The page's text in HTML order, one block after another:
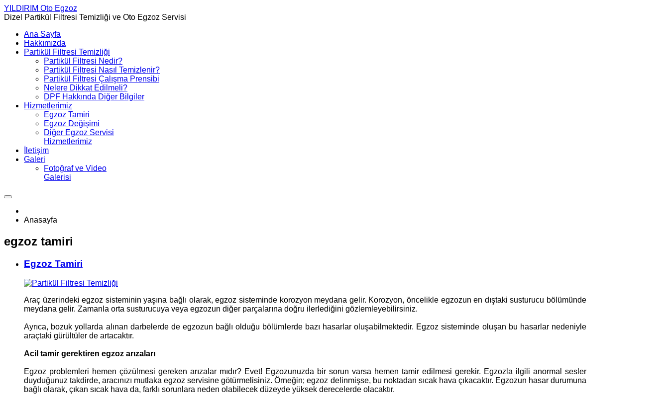
YILDIRIM Oto Egzoz
Dizel Partikül Filtresi Temizliği ve Oto Egzoz Servisi
Ana Sayfa
Hakkımızda
Partikül Filtresi Temizliği
Partikül Filtresi Nedir?
Partikül Filtresi Nasıl Temizlenir?
Partikül Filtresi Çalışma Prensibi
Nelere Dikkat Edilmeli?
DPF Hakkında Diğer Bilgiler
Hizmetlerimiz
Egzoz Tamiri
Egzoz Değişimi
Diğer Egzoz Servisi
Hizmetlerimiz
İletişim
Galeri
Fotoğraf ve Video
Galerisi
Anasayfa
egzoz tamiri
Egzoz Tamiri
Araç üzerindeki egzoz sisteminin yaşına bağlı olarak, egzoz sisteminde korozyon meydana gelir. Korozyon, öncelikle egzozun en dıştaki susturucu bölümünde
meydana gelir. Zamanla orta susturucuya veya egzozun diğer parçalarına doğru ilerlediğini gözlemleyebilirsiniz.
Ayrıca, bozuk yollarda alınan darbelerde de egzozun bağlı olduğu bölümlerde bazı hasarlar oluşabilmektedir. Egzoz sisteminde oluşan bu hasarlar nedeniyle
araçtaki gürültüler de artacaktır.
Acil tamir gerektiren egzoz arızaları
Egzoz problemleri hemen çözülmesi gereken arızalar mıdır? Evet! Egzozunuzda bir sorun varsa hemen tamir edilmesi gerekir. Egzozla ilgili anormal sesler
duyduğunuz takdirde, aracınızı mutlaka egzoz servisine götürmelisiniz. Örneğin; egzoz delinmişse, bu noktadan sıcak hava çıkacaktır. Egzozun hasar durumuna
bağlı olarak, çıkan sıcak hava da, farklı sorunlara neden olabilecek düzeyde yüksek derecelerde olacaktır.